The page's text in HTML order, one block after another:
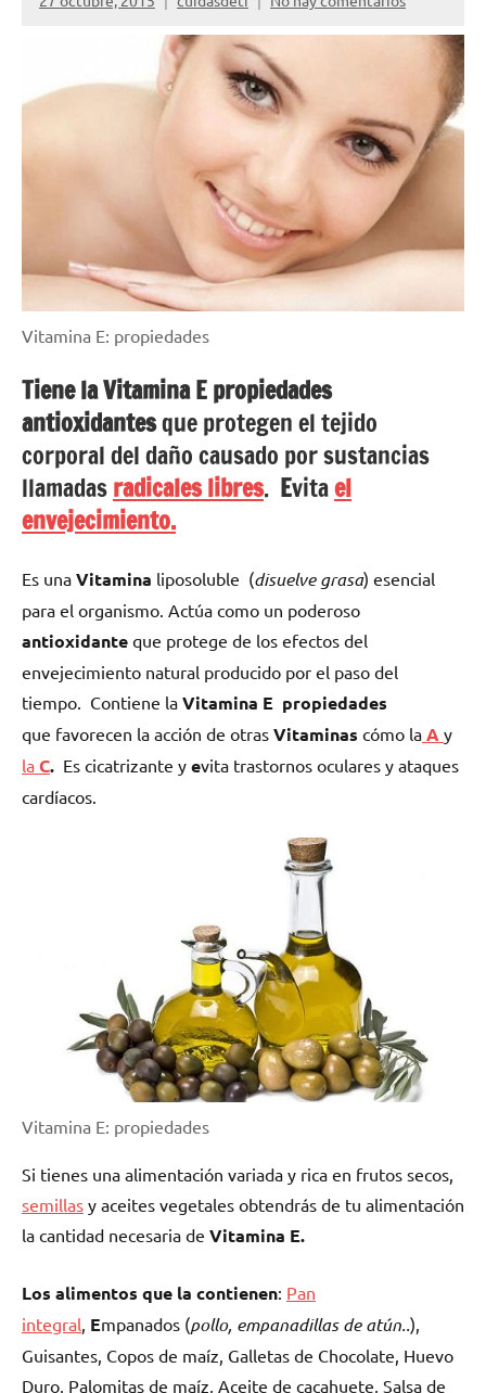
Vitamina E: propiedades
Tiene la Vitamina E propiedades
antioxidantesque protegen el tejido
corporal del daño causado por sustancias
llamadasradicales libres. Evitael
envejecimiento.
Es una Vitamina liposoluble (disuelve grasa) esencial
para el organismo. Actúa como un poderoso
antioxidante que protege de los efectos del
envejecimiento natural producido por el paso del
tiempo. Contiene la Vitamina E propiedades
que favorecen la acción de otras Vitaminas cómo la A y
la C. Es cicatrizante y evita trastornos oculares y ataques
cardíacos.
Vitamina E: propiedades
Si tienes una alimentación variada y rica en frutos secos,
semillas y aceites vegetales obtendrás de tu alimentación
la cantidad necesaria de Vitamina E.
Los alimentos que la contienen: Pan
integral, Empanados (pollo, empanadillas de atún..),
Guisantes, Copos de maíz, Galletas de Chocolate, Huevo
Duro, Palomitas de maíz, Aceite de cacahuete, Salsa de